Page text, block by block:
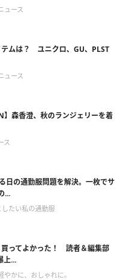
ュース
テムは？ ユニクロ、GU、PLST
ュース
】森香澄、秋のランジェリーを着
ス
日の通勤服問題を解決。一枚でサ
...
たい私の通勤服
買ってよかった！ 読者＆編集部
上...
やかに、おしゃれに。